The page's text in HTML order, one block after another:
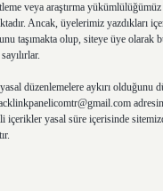
veya araştırma yükümlülüğümüz
Ancak, üyelerimiz yazdıkları
taşımakta olup, siteye üye olarak
düzenlemelere aykırı olduğunu
içerikler yasal süre içerisinde